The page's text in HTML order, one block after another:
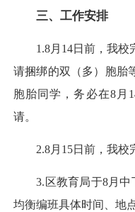
三、工作安排
1.8月14日前，我校
请捆绑的双（多）胞胎
胞胎同学，务必在8月
请。
2.8月15日前，我校完
3.区教育局于8月中
均衡编班具体时间、地